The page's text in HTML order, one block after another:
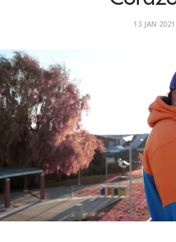
13 JAN 2021